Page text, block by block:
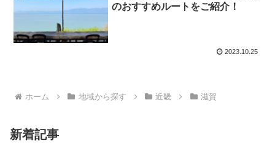
のおすすめルートをご紹介！
2023.10.25
ホーム 地域から探す 近畿 滋賀
新着記事